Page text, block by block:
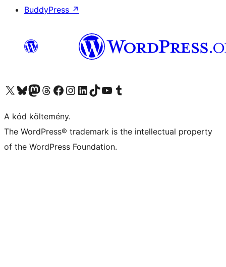
BuddyPress ↗
Visit our X (formerly Twitter) account
Visit our Bluesky account
Twitter csatornánk
Visit our Threads account
Facebook oldalunk megtekintése
Visit our Instagram account
Visit our LinkedIn account
Visit our TikTok account
Visit our YouTube channel
Visit our Tumblr account
A kód költemény.
The WordPress® trademark is the intellectual property
of the WordPress Foundation.